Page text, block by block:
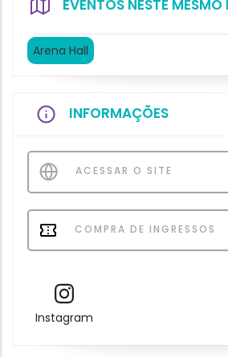
EVENTOS NESTE
Arena Hall
INFORMAÇÕES
ACESSAR O SITE
COMPRA DE INGRESSOS
Instagram